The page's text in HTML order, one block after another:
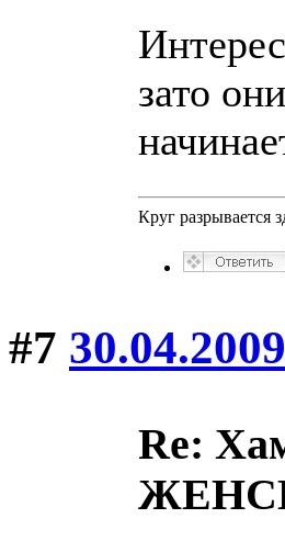
зато
Круг разрывается
#7
Re: